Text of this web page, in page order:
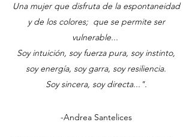
Una mujer que disfruta de la espontaneidad
y de los colores; que se permite ser
vulnerable...
Soy intuición, soy fuerza pura, soy instinto,
soy energía, soy garra, soy resiliencia.
Soy sincera, soy directa...".
-Andrea Santelices